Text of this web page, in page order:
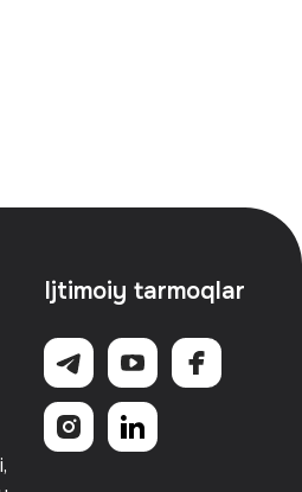
Lab
Ijtimoiy tarmoqlar